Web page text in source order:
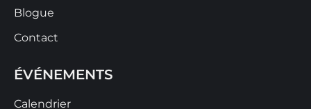
Blogue
Contact
ÉVÉNEMENTS
Calendrier